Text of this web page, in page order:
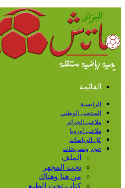
القائمة
الرئيسية
المنتخب الوطني
ملاعب الجزائر
ملاعب أوروبا
كل الرياضات
حوار وتصريحات
الملف
تحت المجهر
من هنا وهناك
كتاب تحت الطبع